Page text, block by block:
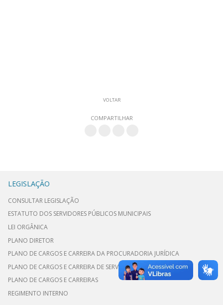
VOLTAR
COMPARTILHAR
LEGISLAÇÃO
CONSULTAR LEGISLAÇÃO
ESTATUTO DOS SERVIDORES PÚBLICOS MUNICIPAIS
LEI ORGÂNICA
PLANO DIRETOR
PLANO DE CARGOS E CARREIRA DA PROCURADORIA JURÍDICA
PLANO DE CARGOS E CARREIRA DE SERVIDORES DE GABINETE
PLANO DE CARGOS E CARREIRAS
REGIMENTO INTERNO